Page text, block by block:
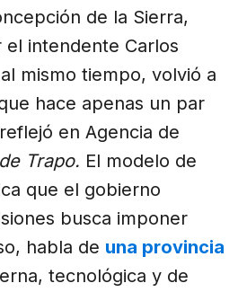
de la Sierra,
intendente Carlos
mismo tiempo, volvió a
hace apenas un par
en Agencia de
Trapo. El modelo de
que el gobierno
busca imponer
habla de una provincia
tecnológica y de